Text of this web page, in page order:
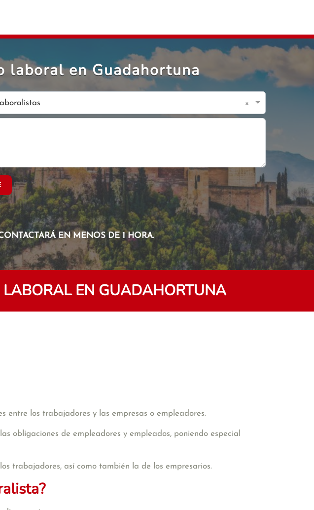
laboral en Guadahortuna
×
EN MENOS DE 1 HORA.
LABORAL EN GUADAHORTUNA
entre los trabajadores y las empresas o empleadores.
obligaciones de empleadores y empleados, poniendo especial
trabajadores, así como también la de los empresarios.